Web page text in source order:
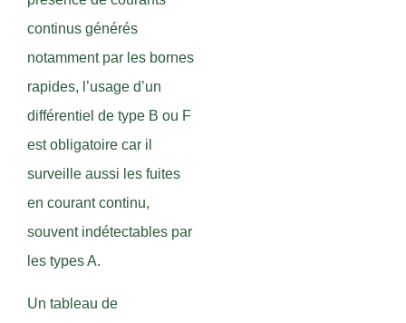
continus générés
notamment par les bornes
rapides, l’usage d’un
différentiel de type B ou F
est obligatoire car il
surveille aussi les fuites
en courant continu,
souvent indétectables par
les types A.
Un tableau de